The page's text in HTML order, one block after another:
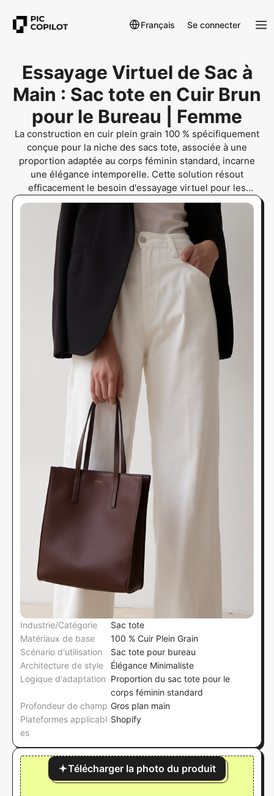
Français Se connecter
Essayage Virtuel de Sac à
Main : Sac tote en Cuir Brun
pour le Bureau | Femme
La construction en cuir plein grain 100 % spécifiquement
conçue pour la niche des sacs tote, associée à une
proportion adaptée au corps féminin standard, incarne
une élégance intemporelle. Cette solution résout
efficacement le besoin d'essayage virtuel pour les
femmes souhaitant vérifier l'ajustement avec leurs
tenues professionnelles.
Industrie/Catégorie
Sac tote
Matériaux de base
100 % Cuir Plein Grain
Scénario d'utilisation
Sac tote pour bureau
Architecture de style
Élégance Minimaliste
Logique d'adaptation Proportion du sac tote pour le
corps féminin standard
Profondeur de champ Gros plan main
Plateformes applicabl
es
Shopify
Télécharger la photo du produit